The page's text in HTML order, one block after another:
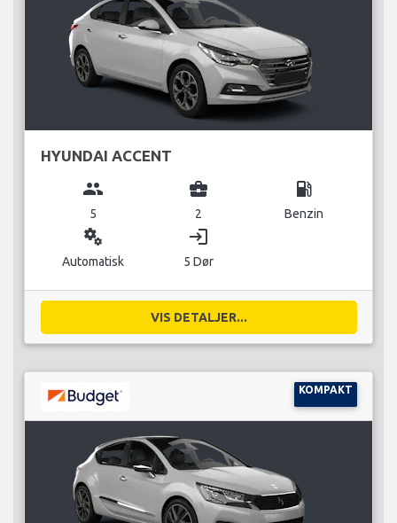
HYUNDAI ACCENT
group
5
business_center
2
local_gas_station
Benzin
miscellaneous_services
Automatisk
login
5 Dør
VIS DETALJER...
KOMPAKT